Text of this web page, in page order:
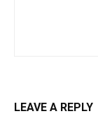
LEAVE A REPLY